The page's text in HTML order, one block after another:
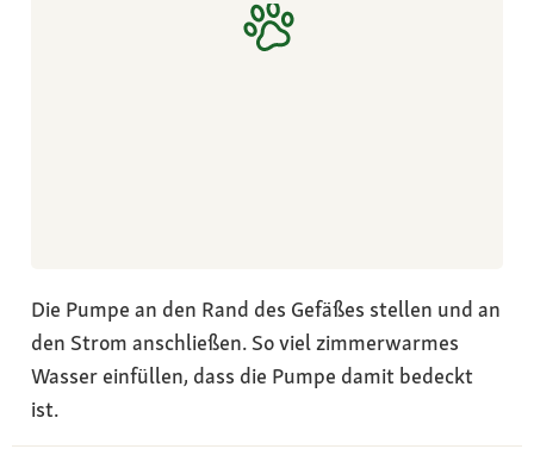
Die Pumpe an den Rand des Gefäßes stellen und an
den Strom anschließen. So viel zimmerwarmes
Wasser einfüllen, dass die Pumpe damit bedeckt
ist.